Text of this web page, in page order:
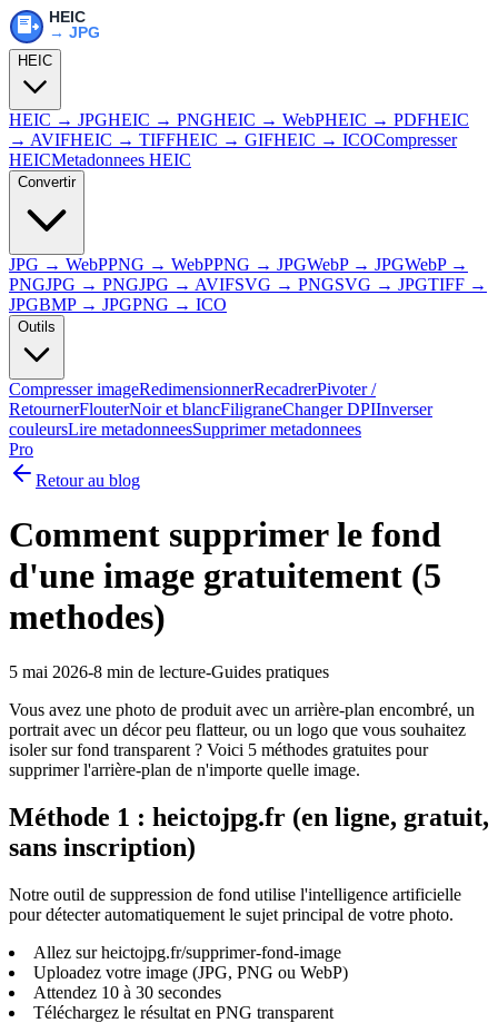
HEIC
HEIC → JPGHEIC → PNGHEIC → WebPHEIC → PDFHEIC
→ AVIFHEIC → TIFFHEIC → GIFHEIC → ICOCompresser
HEICMetadonnees HEIC
Convertir
JPG → WebPPNG → WebPPNG → JPGWebP → JPGWebP →
PNGJPG → PNGJPG → AVIFSVG → PNGSVG → JPGTIFF →
JPGBMP → JPGPNG → ICO
Outils
Compresser imageRedimensionnerRecadrerPivoter /
RetournerFlouterNoir et blancFiligraneChanger DPIInverser
couleursLire metadonneesSupprimer metadonnees
Pro
Retour au blog
Comment supprimer le fond
d'une image gratuitement (5
methodes)
5 mai 2026-8 min de lecture-Guides pratiques
Vous avez une photo de produit avec un arrière-plan encombré, un
portrait avec un décor peu flatteur, ou un logo que vous souhaitez
isoler sur fond transparent ? Voici 5 méthodes gratuites pour
supprimer l'arrière-plan de n'importe quelle image.
Méthode 1 : heictojpg.fr (en ligne, gratuit,
sans inscription)
Notre outil de suppression de fond utilise l'intelligence artificielle
pour détecter automatiquement le sujet principal de votre photo.
Allez sur heictojpg.fr/supprimer-fond-image
Uploadez votre image (JPG, PNG ou WebP)
Attendez 10 à 30 secondes
Téléchargez le résultat en PNG transparent